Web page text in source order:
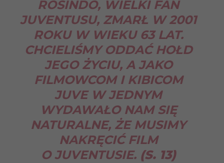
ROSINDO, WIELKI FAN
JUVENTUSU, ZMARŁ W 2001
ROKU W WIEKU 63 LAT.
CHCIELIŚMY ODDAĆ HOŁD
JEGO ŻYCIU, A JAKO
FILMOWCOM I KIBICOM
JUVE W JEDNYM
WYDAWAŁO NAM SIĘ
NATURALNE, ŻE MUSIMY
NAKRĘCIĆ FILM
O JUVENTUSIE.(S. 13)